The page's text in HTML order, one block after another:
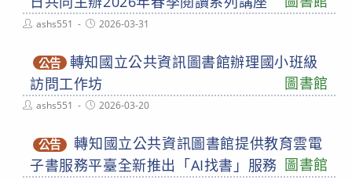
Postashs551
Post2026-03-31
公告 轉知國立公共資訊圖書館辦理國小班級
訪問工作坊
圖書館
Postashs551
Post2026-03-20
公告
轉知國立公共資訊圖書館提供教育雲電
子書服務平臺全新推出「AI找書」服務 圖書館